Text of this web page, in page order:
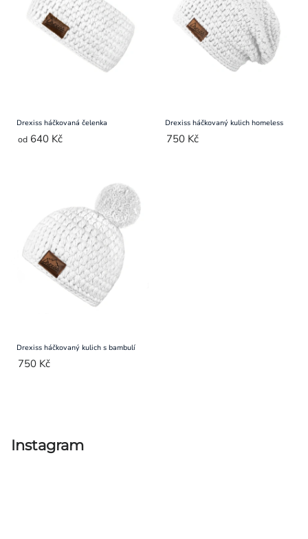
Přihlášení
Drexiss háčkovaná čelenka
od 640 Kč
Drexiss háčkovaný kulich homeless
750 Kč
Drexiss háčkovaný kulich s bambulí
750 Kč
výpisu
Instagram